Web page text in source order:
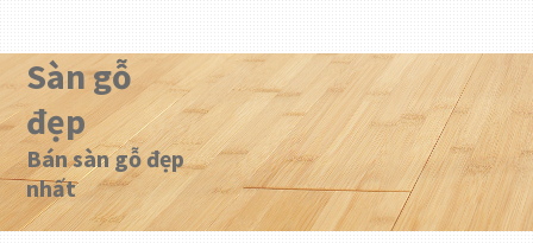
Sàn gỗ
đẹp
Bán sàn gỗ đẹp
nhất